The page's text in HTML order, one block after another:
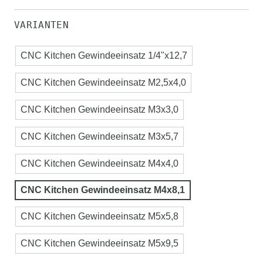
VARIANTEN
CNC Kitchen Gewindeeinsatz 1/4"x12,7
CNC Kitchen Gewindeeinsatz M2,5x4,0
CNC Kitchen Gewindeeinsatz M3x3,0
CNC Kitchen Gewindeeinsatz M3x5,7
CNC Kitchen Gewindeeinsatz M4x4,0
CNC Kitchen Gewindeeinsatz M4x8,1
CNC Kitchen Gewindeeinsatz M5x5,8
CNC Kitchen Gewindeeinsatz M5x9,5